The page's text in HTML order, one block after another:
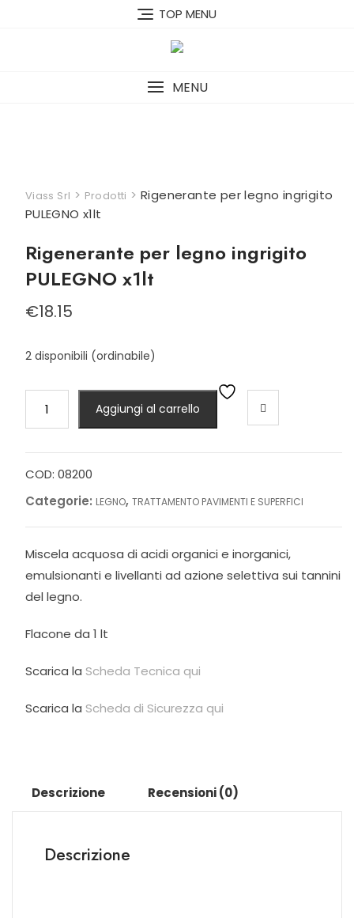
TOP MENU
MENU
Viass Srl > Prodotti > Rigenerante per legno ingrigito
PULEGNO x1lt
Rigenerante per legno ingrigito
PULEGNO x1lt
€18.15
2 disponibili (ordinabile)
per
ingrigito
PULEGNO
x1lt
quantità
Aggiungi al carrello
COD: 08200
Categorie: LEGNO, TRATTAMENTO PAVIMENTI E SUPERFICI
Miscela acquosa di acidi organici e inorganici,
emulsionanti e livellanti ad azione selettiva sui tannini
del legno.
Flacone da 1 lt
Scarica la Scheda Tecnica qui
Scarica la Scheda di Sicurezza qui
Descrizione Recensioni (0)
Descrizione